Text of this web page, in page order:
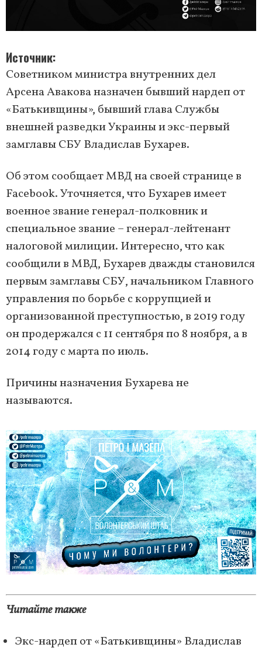
Источник
Советником министра внутренних дел
Арсена Авакова назначен бывший нардеп от
«Батькивщины», бывший глава Службы
внешней разведки Украины и экс-первый
замглавы СБУ Владислав Бухарев.
Об этом сообщает МВД на своей странице в
Facebook. Уточняется, что Бухарев имеет
военное звание генерал-полковник и
специальное звание – генерал-лейтенант
налоговой милиции. Интересно, что как
сообщили в МВД, Бухарев дважды становился
первым замглавы СБУ, начальником Главного
управления по борьбе с коррупцией и
организованной преступностью, в 2019 году
он продержался с 11 сентября по 8 ноября, а в
2014 году с марта по июль.
Причины назначения Бухарева не
называются.
Читайте также
Экс-нардеп от «Батькивщины» Владислав